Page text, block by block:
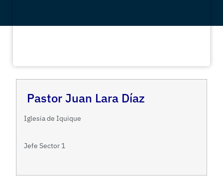
Pastor Juan Lara Díaz
Iglesia de Iquique
Jefe Sector 1